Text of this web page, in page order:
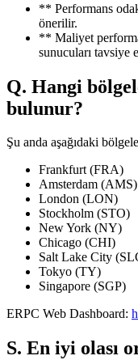
** Performans
önerilir.
** Maliyet
sunucuları tavsiye
Q. Hangi
bulunur?
Şu anda aşağıdaki
Frankfurt (FRA)
Amsterdam (AMS)
London (LON)
Stockholm (STO)
New York (NY)
Chicago (CHI)
Salt Lake City
Tokyo (TY)
Singapore (SGP)
ERPC Web Dashboard:
S. En iyi olası